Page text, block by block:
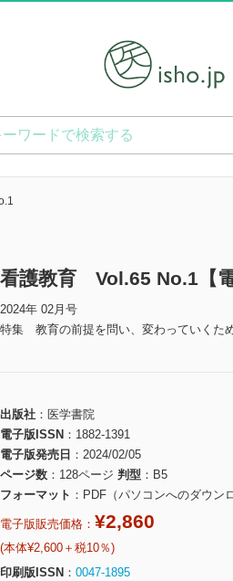
看護教育 Vol.65 No.1【電
2024年 02月号
特集 教育の前提を問い、変わっていくた
出版社
医学書院
電子版ISSN
1882-1391
電子版発売日
2024/02/05
ページ数
128ページ 判型
B5
フォーマット
PDF（パソコンへのダウン
電子版販売価格： ¥2,860
(本体¥2,600＋税10％)
印刷版ISSN
0047-1895